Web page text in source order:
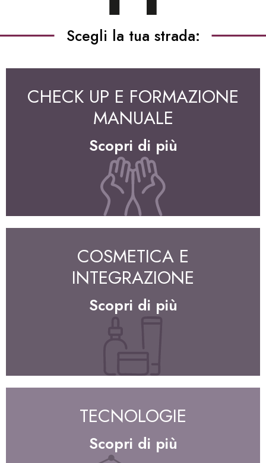
Scegli la tua strada:
CHECK UP E FORMAZIONE
MANUALE
Scopri di più
COSMETICA E
INTEGRAZIONE
Scopri di più
TECNOLOGIE
Scopri di più